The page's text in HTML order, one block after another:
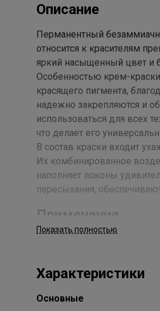
Описание
Перманентный
относится к красителям
яркий насыщенный цвет и
Особенностью крем-краски
красящего пигмента,
надежно закрепляются и
использоваться для всех
что делает его
В состав краски входит
Их комбинированное
наполняет локоны
пересыхания,
Применение
желаемой интенсивности
6 vol – тонирование и
тон или темнее. 20 vol –
Показать полностью
Характеристики
Основные